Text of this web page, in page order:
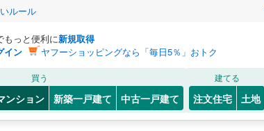
ルール
もっと便利に新規取得
イン
ヤフーショッピングなら「毎日5％」おトク
買う
ンション 新築一戸建て 中古一戸建て
建てる
注文住宅 土地